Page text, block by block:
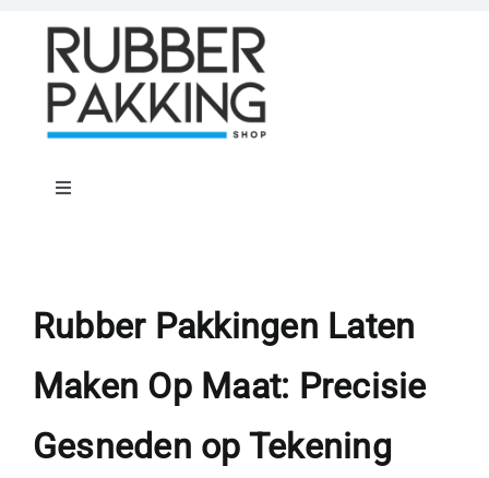
content
Toggle
Rubber Shop
Flenspakkingen
Offerte op maat
Rubber Pakkingen Laten
Maken Op Maat: Precisie
Gesneden op Tekening